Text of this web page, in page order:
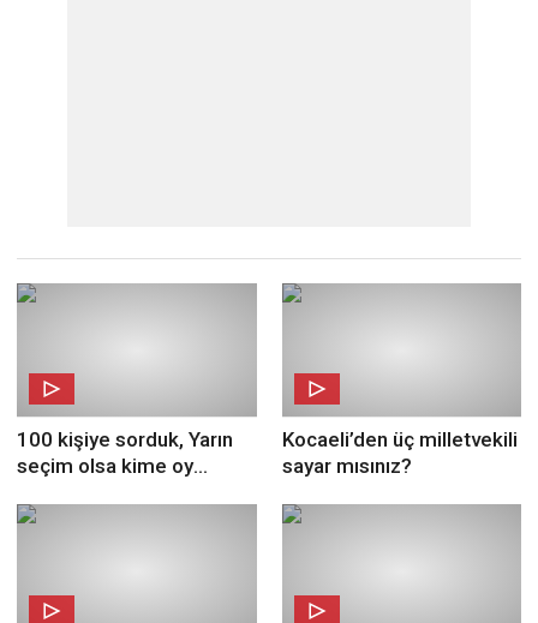
100 kişiye sorduk, Yarın
seçim olsa kime oy
Kocaeli’den üç milletvekili
sayar mısınız?